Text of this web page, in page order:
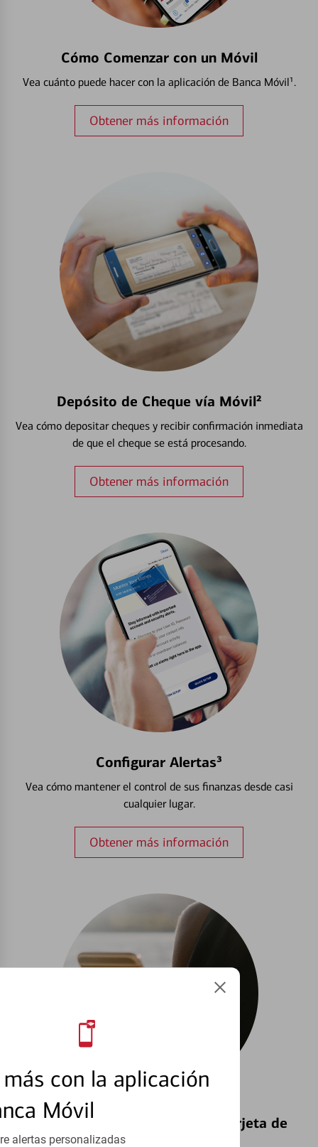
con la aplicación
Móvil
alertas personalizadas
Cómo Comenzar con un Móvil
Vea cuánto puede hacer con la aplicación de Banca Móvil¹.
Obtener más información
Depósito de Cheque vía Móvil²
Vea cómo depositar cheques y recibir confirmación inmediata
de que el cheque se está procesando.
Obtener más información
Configurar Alertas³
Vea cómo mantener el control de sus finanzas desde casi
cualquier lugar.
Obtener más información
Bloquear y Desbloquear una Tarjeta de